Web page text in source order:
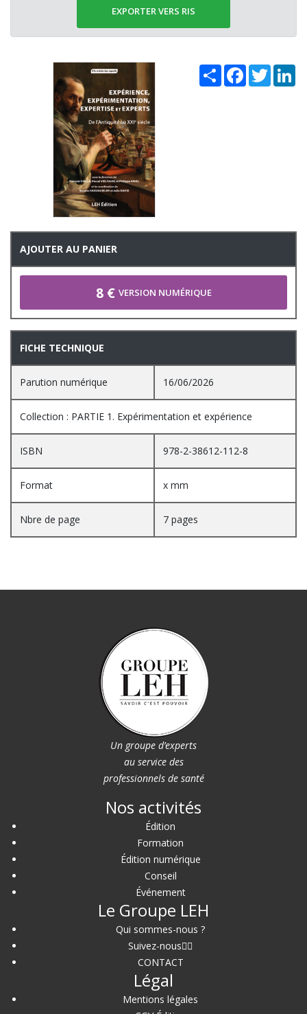
EXPORTER VERS RIS
Share Facebook
Twitter
AJOUTER AU PANIER
8 € VERSION NUMÉRIQUE
FICHE TECHNIQUE
Parution numérique 16/06/2026
Collection : PARTIE 1. Expérimentation et expérience
ISBN 978-2-38612-112-8
Format x mm
Nbre de page 7 pages
Un groupe d’experts
au service des
professionnels de santé
Nos activités
Édition
Formation
Édition numérique
Conseil
Événement
Le Groupe LEH
Qui sommes-nous ?
Suivez-nous
CONTACT
Légal
Mentions légales